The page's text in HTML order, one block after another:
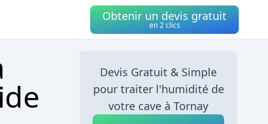
Obtenir un devis gratuit
en 2 clics
Devis Gratuit & Simple
pour traiter l'humidité de
votre cave à Tornay